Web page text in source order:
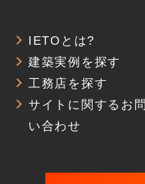
IETOとは?
建築実例を探す
工務店を探す
サイトに関するお問
い合わせ